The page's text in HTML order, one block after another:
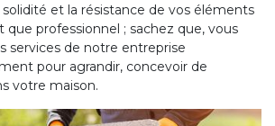
et la résistance de vos éléments
que professionnel ; sachez que, vous
services de notre entreprise
pour agrandir, concevoir de
votre maison.